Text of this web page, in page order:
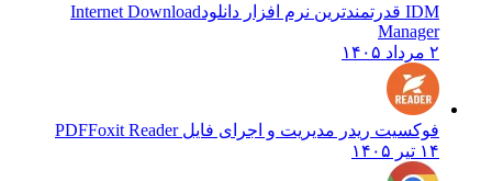
IDM قدرتمندترین نرم افزار دانلود
Internet Download
Manager
۲ مرداد ۱۴۰۵
فوکسیت ریدر مدیریت و اجرای فایل PDFFoxit Reader
۱۴ تیر ۱۴۰۵